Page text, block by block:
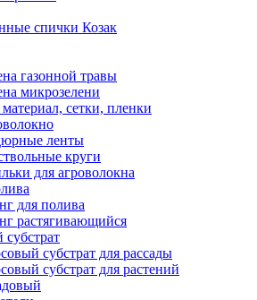
спички Козак
газонной травы
микрозелени
сетки, пленки
ленты
круги
для агроволокна
для полива
растягивающийся
субстрат для рассады
субстрат для растений